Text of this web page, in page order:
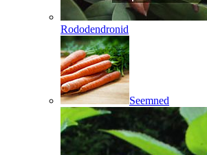
Rododendronid
Seemned